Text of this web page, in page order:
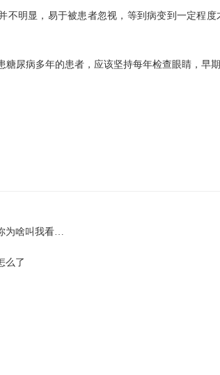
不明显，易于被患者忽视，等到病变到一定程
糖尿病多年的患者，应该坚持每年检查眼睛，早
为啥叫我看…
么了